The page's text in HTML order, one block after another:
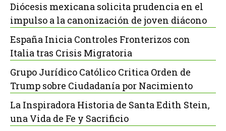
Diócesis mexicana solicita prudencia en el
impulso a la canonización de joven diácono
España Inicia Controles Fronterizos con
Italia tras Crisis Migratoria
Grupo Jurídico Católico Critica Orden de
Trump sobre Ciudadanía por Nacimiento
La Inspiradora Historia de Santa Edith Stein,
una Vida de Fe y Sacrificio